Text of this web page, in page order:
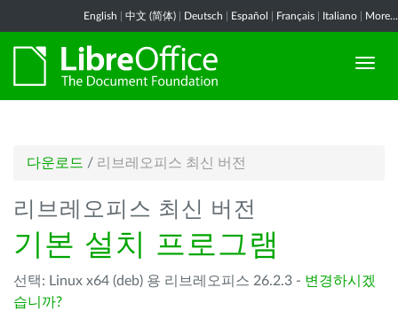
English 中文 (简体) Deutsch Español Français Italiano More...
다운로드 / 리브레오피스 최신 버전
리브레오피스 최신 버전
기본 설치 프로그램
선택: Linux x64 (deb) 용 리브레오피스 26.2.3 - 변경하시겠
습니까?